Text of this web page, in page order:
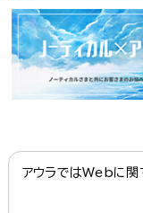
アウラではWebに関